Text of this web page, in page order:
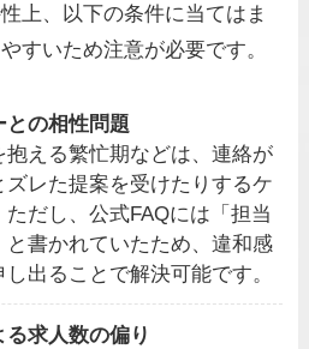
上、以下の条件に当てはま
すいため注意が必要です。
との相性問題
える繁忙期などは、連絡が
レた提案を受けたりするケ
だし、公式FAQには「担当
書かれていたため、違和感
出ることで解決可能です。
求人数の偏り